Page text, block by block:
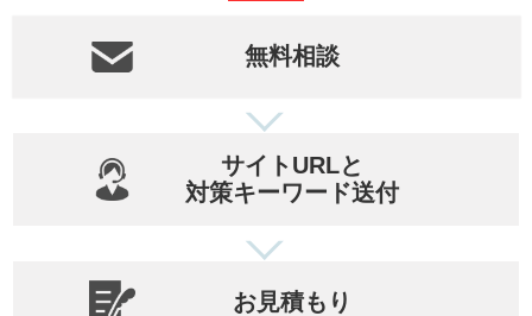
無料相談
サイトURLと
対策キーワード送付
お見積もり